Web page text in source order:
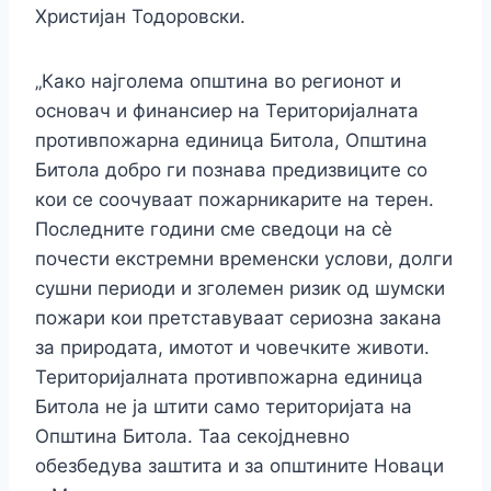
Христијан Тодоровски.
„Како најголема општина во регионот и
основач и финансиер на Територијалната
противпожарна единица Битола, Општина
Битола добро ги познава предизвиците со
кои се соочуваат пожарникарите на терен.
Последните години сме сведоци на сè
почести екстремни временски услови, долги
сушни периоди и зголемен ризик од шумски
пожари кои претставуваат сериозна закана
за природата, имотот и човечките животи.
Територијалната противпожарна единица
Битола не ја штити само територијата на
Општина Битола. Таа секојдневно
обезбедува заштита и за општините Новаци